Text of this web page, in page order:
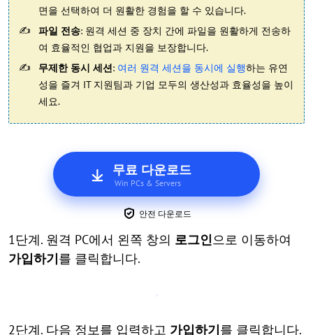
면을 선택하여 더 원활한 경험을 할 수 있습니다.
파일 전송: 원격 세션 중 장치 간에 파일을 원활하게 전송하
여 효율적인 협업과 지원을 보장합니다.
무제한 동시 세션: 여러 원격 세션을 동시에 실행하는 유연
성을 즐겨 IT 지원팀과 기업 모두의 생산성과 효율성을 높이
세요.
무료 다운로드
Win PCs & Servers
안전 다운로드
1단계. 원격 PC에서 왼쪽 창의 로그인으로 이동하여
가입하기를 클릭합니다.
2단계. 다음 정보를 입력하고 가입하기를 클릭합니다.